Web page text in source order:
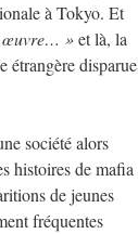
à Tokyo. Et
œuvre… »et là, la
étrangère disparue
société alors
histoires de mafia
de jeunes
fréquentes